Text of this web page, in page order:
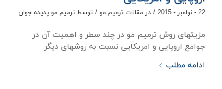
22 - نوامبر - 2015 / در مقالات ترمیم مو / توسط ترمیم مو پدیده جوان
مزیتهای روش ترمیم مو در چند سطر و اهمیت آن در
جوامع اروپایی و امریکایی نسبت به روشهای دیگر
ادامه مطلب